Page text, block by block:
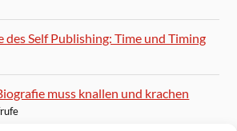
Self Publishing: Time und Timing
muss knallen und krachen